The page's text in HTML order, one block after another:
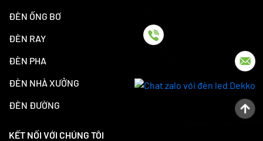
ĐÈN ỐNG BƠ
ĐÈN RAY
ĐÈN PHA
ĐÈN NHÀ XƯỞNG
ĐÈN ĐƯỜNG
KẾT NỐI VỚI CHÚNG TÔI